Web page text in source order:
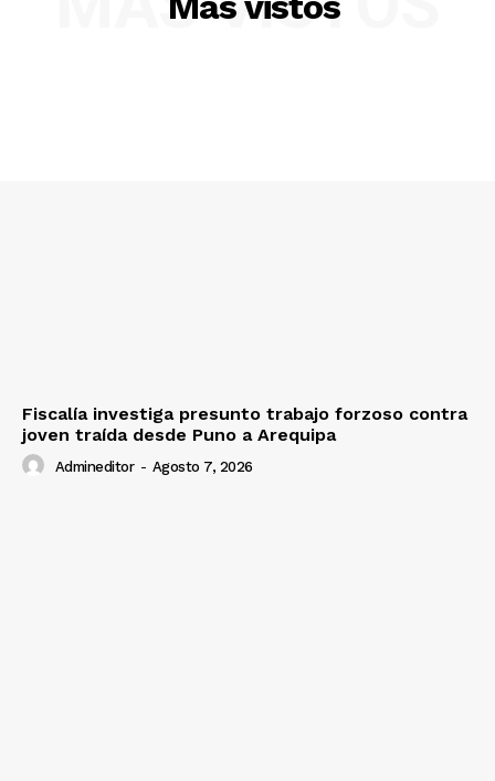
Fiscalía investiga presunto trabajo forzoso contra
joven traída desde Puno a Arequipa
Admineditor - Agosto 7, 2026